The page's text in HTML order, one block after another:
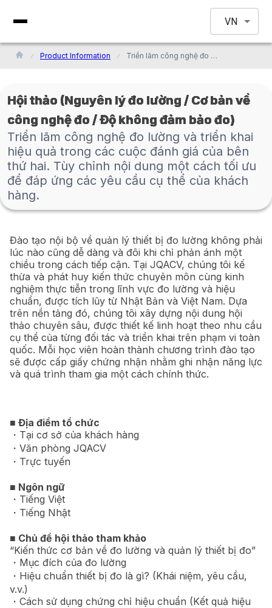
VN
Product Information Triển lãm công nghệ đo lường và triển khai hiệu quả trong các cuộc đánh giá của bên thứ hai. Tùy chỉnh nội dung một cách tối ưu để đáp ứng các yêu cầu cụ thể của khách hàng.
Hội thảo (Nguyên lý đo lường / Cơ bản về
công nghệ đo / Độ không đảm bảo đo)
Triển lãm công nghệ đo lường và triển khai
hiệu quả trong các cuộc đánh giá của bên
thứ hai. Tùy chỉnh nội dung một cách tối ưu
để đáp ứng các yêu cầu cụ thể của khách
hàng.
Đào tạo nội bộ về quản lý thiết bị đo lường không phải
lúc nào cũng dễ dàng và đôi khi chỉ phản ánh một
chiều trong cách tiếp cận. Tại JQACV, chúng tôi kế
thừa và phát huy kiến thức chuyên môn cùng kinh
nghiệm thực tiễn trong lĩnh vực đo lường và hiệu
chuẩn, được tích lũy từ Nhật Bản và Việt Nam. Dựa
trên nền tảng đó, chúng tôi xây dựng nội dung hội
thảo chuyên sâu, được thiết kế linh hoạt theo nhu cầu
cụ thể của từng đối tác và triển khai trên phạm vi toàn
quốc. Mỗi học viên hoàn thành chương trình đào tạo
sẽ được cấp giấy chứng nhận nhằm ghi nhận năng lực
và quá trình tham gia một cách chính thức.
■ Địa điểm tổ chức
・Tại cơ sở của khách hàng
・Văn phòng JQACV
・Trực tuyến
■ Ngôn ngữ
・Tiếng Việt
・Tiếng Nhật
■ Chủ đề hội thảo tham khảo
“Kiến thức cơ bản về đo lường và quản lý thiết bị đo”
・Mục đích của đo lường
・Hiệu chuẩn thiết bị đo là gì? (Khái niệm, yêu cầu,
v.v.)
・Cách sử dụng chứng chỉ hiệu chuẩn (Kết quả hiệu